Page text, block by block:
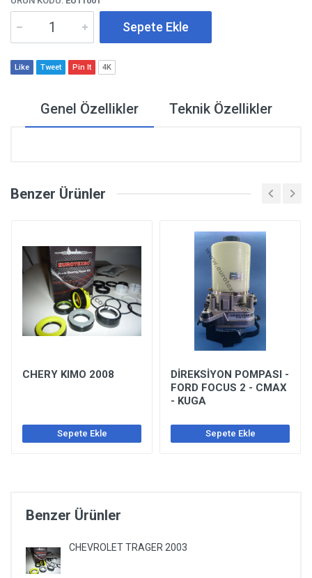
Benzer Ürünler
CHEVROLET TRAGER 2003
Sepete Ekle
Like Tweet Pin It 4K
Genel Özellikler Teknik Özellikler
Benzer Ürünler
CHERY KIMO 2008
Sepete Ekle
DİREKSİYON POMPASI -
FORD FOCUS 2 - CMAX
- KUGA
Sepete Ekle